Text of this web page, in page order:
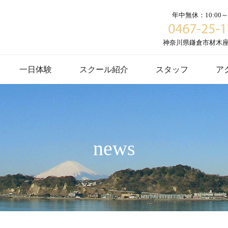
年中無休：10:00
神奈川県鎌倉市材木
一日体験 スクール紹介 スタッフ ア
news